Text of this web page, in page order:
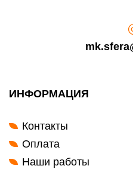
ИНФОРМАЦИЯ
Контакты
Оплата
Наши работы